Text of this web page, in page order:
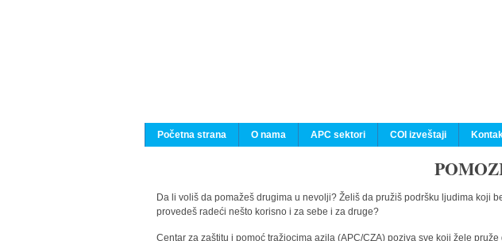
Početna strana
O nama APC sektori COI izveštaji
Da li voliš da pomažeš drugima u nevolji? Želiš da pružiš podršku ljudima koji
provedeš radeći nešto korisno i za sebe i za druge?
Centar za zaštitu i pomoć tražiocima azila (APC/CZA) poziva sve koji žele